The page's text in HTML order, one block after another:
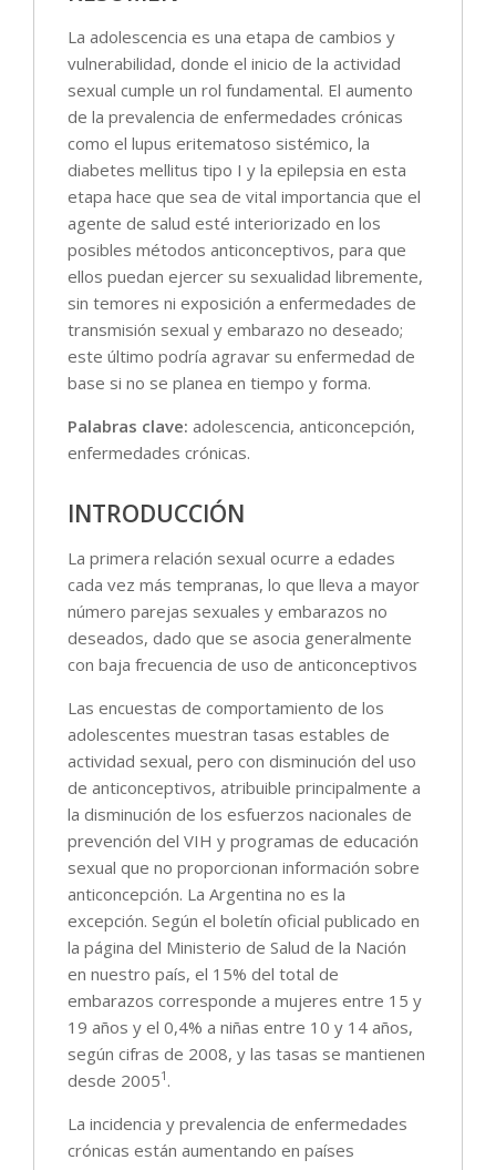
La adolescencia es una etapa de cambios y
vulnerabilidad, donde el inicio de la actividad
sexual cumple un rol fundamental. El aumento
de la prevalencia de enfermedades crónicas
como el lupus eritematoso sistémico, la
diabetes mellitus tipo I y la epilepsia en esta
etapa hace que sea de vital importancia que el
agente de salud esté interiorizado en los
posibles métodos anticonceptivos, para que
ellos puedan ejercer su sexualidad libremente,
sin temores ni exposición a enfermedades de
transmisión sexual y embarazo no deseado;
este último podría agravar su enfermedad de
base si no se planea en tiempo y forma.
Palabras clave: adolescencia, anticoncepción,
enfermedades crónicas.
INTRODUCCIÓN
La primera relación sexual ocurre a edades
cada vez más tempranas, lo que lleva a mayor
número parejas sexuales y embarazos no
deseados, dado que se asocia generalmente
con baja frecuencia de uso de anticonceptivos
Las encuestas de comportamiento de los
adolescentes muestran tasas estables de
actividad sexual, pero con disminución del uso
de anticonceptivos, atribuible principalmente a
la disminución de los esfuerzos nacionales de
prevención del VIH y programas de educación
sexual que no proporcionan información sobre
anticoncepción. La Argentina no es la
excepción. Según el boletín oficial publicado en
la página del Ministerio de Salud de la Nación
en nuestro país, el 15% del total de
embarazos corresponde a mujeres entre 15 y
19 años y el 0,4% a niñas entre 10 y 14 años,
según cifras de 2008, y las tasas se mantienen
desde 20051 .
La incidencia y prevalencia de enfermedades
crónicas están aumentando en países